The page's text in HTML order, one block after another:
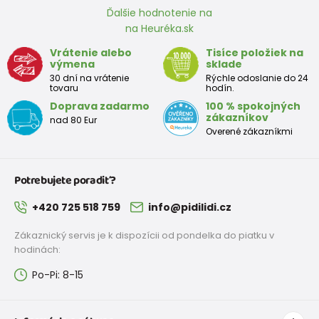
Približná tabuľka veľkosti batoľaťa
Veľkosť
Výška
(cm)
Prsia
(cm)
Pás
(cm)
(cm)
12
mesiacov
68 - 80 47 52
2 roky
3 roky 55
Približná tabuľka veľkostí pre dievča
Ďalšie hodnotenie na
na Heuréka.sk
Vrátenie alebo
výmena
30 dní na vrátenie
tovaru
Tisíce položiek na
sklade
Rýchle odoslanie do 24
hodín.
Doprava zadarmo
nad 80 Eur
100 % spokojných
zákazníkov
Overené zákazníkmi
Potrebujete poradiť?
+420 725 518 759 info@pidilidi.cz
Zákaznický servis je k dispozícii od pondelka do piatku v
hodinách:
Po-Pi: 8-15